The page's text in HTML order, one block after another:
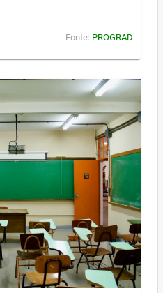
Fonte: PROGRAD